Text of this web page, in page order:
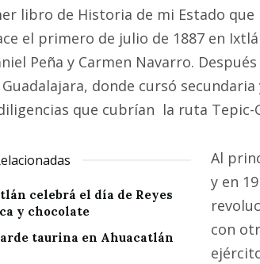
libro de Historia de mi Estado que
el primero de julio de 1887 en
Peña y Carmen Navarro.
Guadalajara, donde cursó
que cubrían la ruta Tepic-
celebrá el día de Reyes
y chocolate
taurina en Ahuacatlán
Al
y en
con